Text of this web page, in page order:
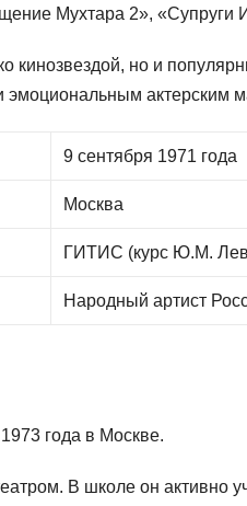
Мухтара 2», «Супруги
кинозвездой, но и
актерским
9 сентября 1971 года
Москва
ГИТИС (курс Ю.М.
Народный артист
года в Москве.
В школе он активно